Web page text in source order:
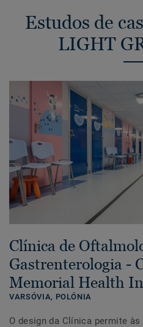
Estudos de
LIGHT
Clínica de
Gastrenterologia -
Memorial Health
VARSÓVIA, POLÓNIA
O design da Clínica permite